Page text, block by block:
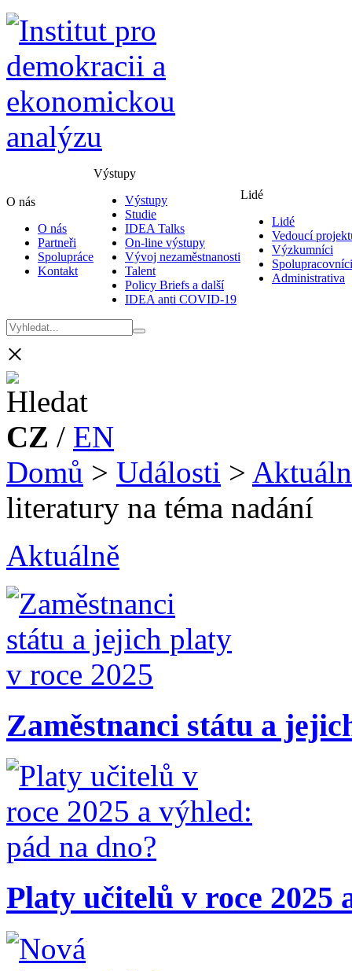
O nás
O nás
Partneři
Spolupráce
Kontakt
Výstupy
Výstupy
Studie
IDEA Talks
On-line výstupy
Vývoj nezaměstnanosti
Talent
Policy Briefs a další
IDEA anti COVID-19
Lidé
Lidé
Vedoucí
Výzkumníci
Spolupracovníci
Administrativa
×
CZ / EN
Domů > Události >
literatury na téma nadání
Aktuálně
Zaměstnanci státu a
Platy učitelů v roce 2025